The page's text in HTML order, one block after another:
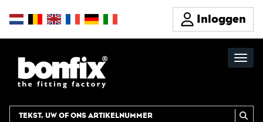
Inloggen